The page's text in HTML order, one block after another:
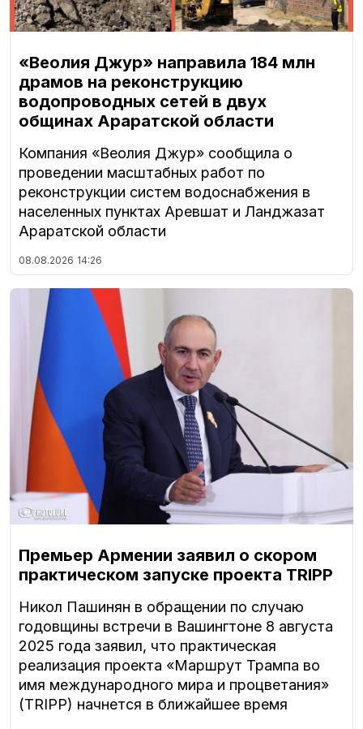
«Веолия Джур» направила 184 млн
драмов на реконструкцию
водопроводных сетей в двух
общинах Араратской области
Компания «Веолия Джур» сообщила о
проведении масштабных работ по
реконструкции систем водоснабжения в
населенных пунктах Аревшат и Ланджазат
Араратской области
08.08.2026 14:26
Премьер Армении заявил о скором
практическом запуске проекта TRIPP
Никол Пашинян в обращении по случаю
годовщины встречи в Вашингтоне 8 августа
2025 года заявил, что практическая
реализация проекта «Маршрут Трампа во
имя международного мира и процветания»
(TRIPP) начнется в ближайшее время